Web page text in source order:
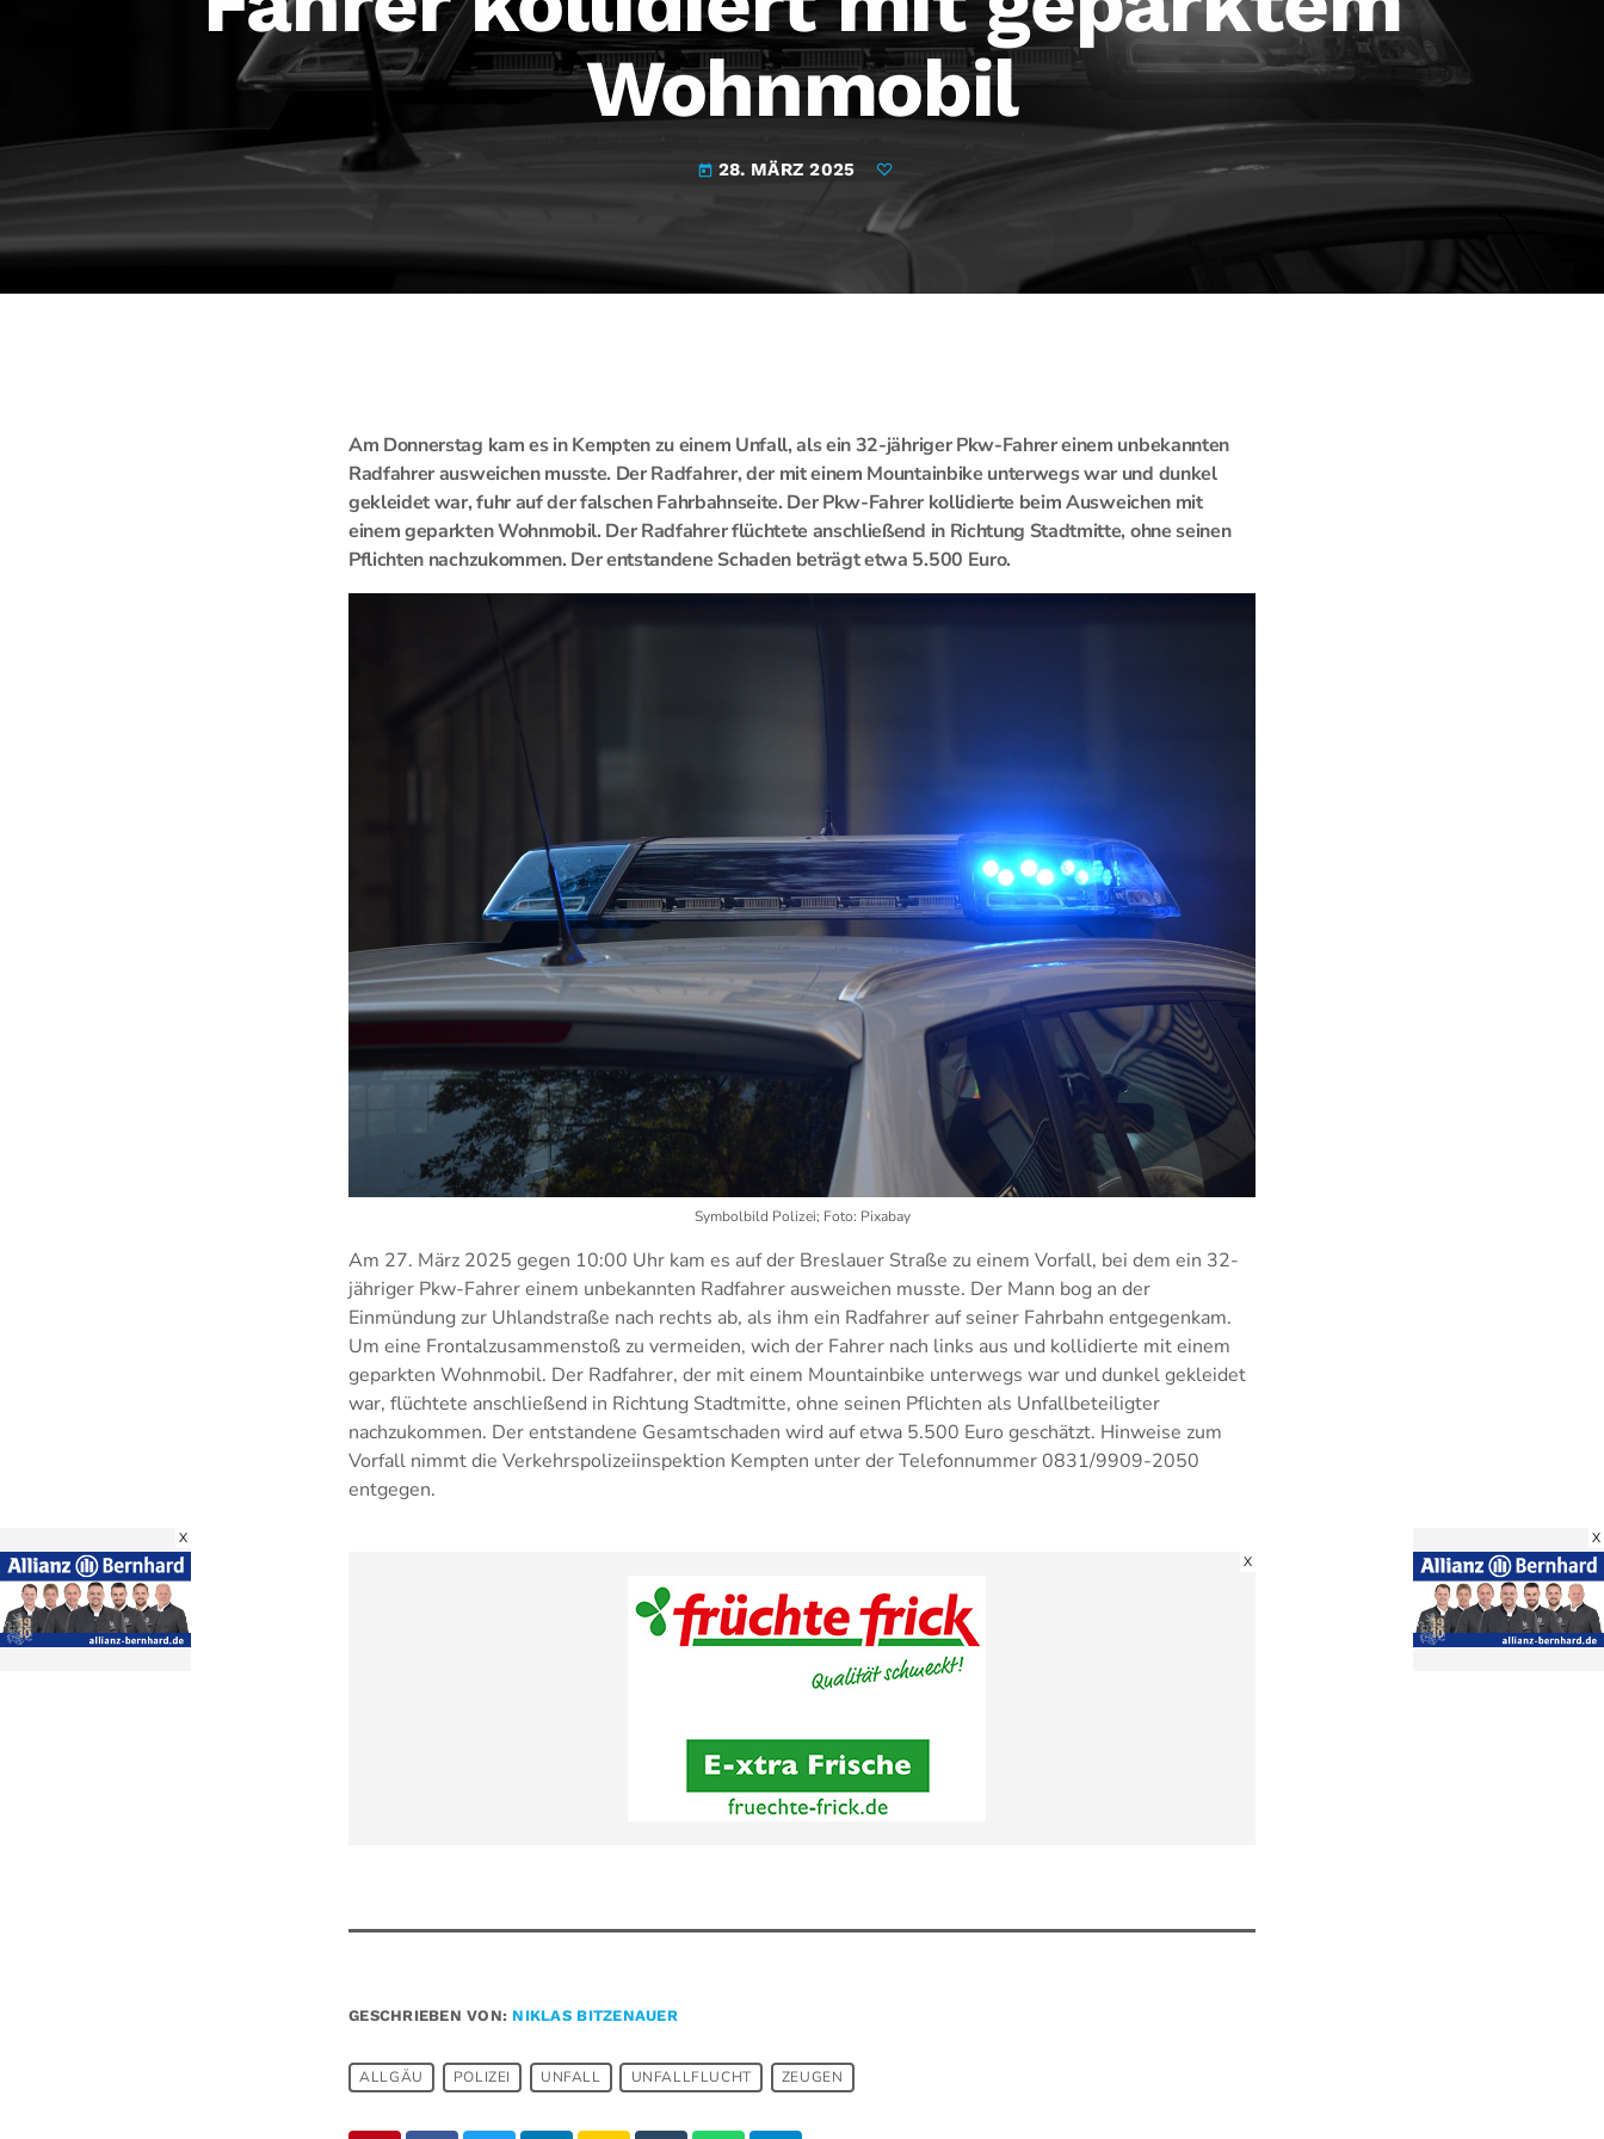
Wohnmobil
today 28. MÄRZ 2025
Am Donnerstag kam es in Kempten zu einem Unfall, als ein 32-jähriger Pkw-Fahrer einem unbekannten
Radfahrer ausweichen musste. Der Radfahrer, der mit einem Mountainbike unterwegs war und dunkel
gekleidet war, fuhr auf der falschen Fahrbahnseite. Der Pkw-Fahrer kollidierte beim Ausweichen mit
einem geparkten Wohnmobil. Der Radfahrer flüchtete anschließend in Richtung Stadtmitte, ohne seinen
Pflichten nachzukommen. Der entstandene Schaden beträgt etwa 5.500 Euro.
Symbolbild Polizei; Foto: Pixabay
Am 27. März 2025 gegen 10:00 Uhr kam es auf der Breslauer Straße zu einem Vorfall, bei dem ein 32-
jähriger Pkw-Fahrer einem unbekannten Radfahrer ausweichen musste. Der Mann bog an der
Einmündung zur Uhlandstraße nach rechts ab, als ihm ein Radfahrer auf seiner Fahrbahn entgegenkam.
Um eine Frontalzusammenstoß zu vermeiden, wich der Fahrer nach links aus und kollidierte mit einem
geparkten Wohnmobil. Der Radfahrer, der mit einem Mountainbike unterwegs war und dunkel gekleidet
war, flüchtete anschließend in Richtung Stadtmitte, ohne seinen Pflichten als Unfallbeteiligter
nachzukommen. Der entstandene Gesamtschaden wird auf etwa 5.500 Euro geschätzt. Hinweise zum
Vorfall nimmt die Verkehrspolizeiinspektion Kempten unter der Telefonnummer 0831/9909-2050
entgegen.
X
GESCHRIEBEN VON: NIKLAS BITZENAUER
ALLGÄU POLIZEI UNFALL UNFALLFLUCHT ZEUGEN
X X